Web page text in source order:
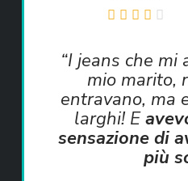
“I jeans che mi
mio marito,
entravano, ma
larghi! E
sensazione di
più